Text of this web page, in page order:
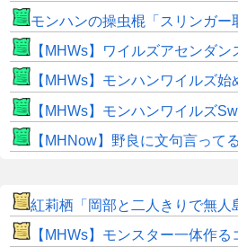
モンハンの操虫棍「スリンガー取って…猟虫強化して
【MHWs】ワイルズアセンダンスのためにPS5pro買
【MHWs】モンハンワイルズ始め
【MHWs】モンハンワイルズ
【MHNow】野良に文句言ってるやつの大多数はそれしてな
紅莉栖「岡部と二人きりで無
【MHWs】モンスター一体作るコストが大きくなって